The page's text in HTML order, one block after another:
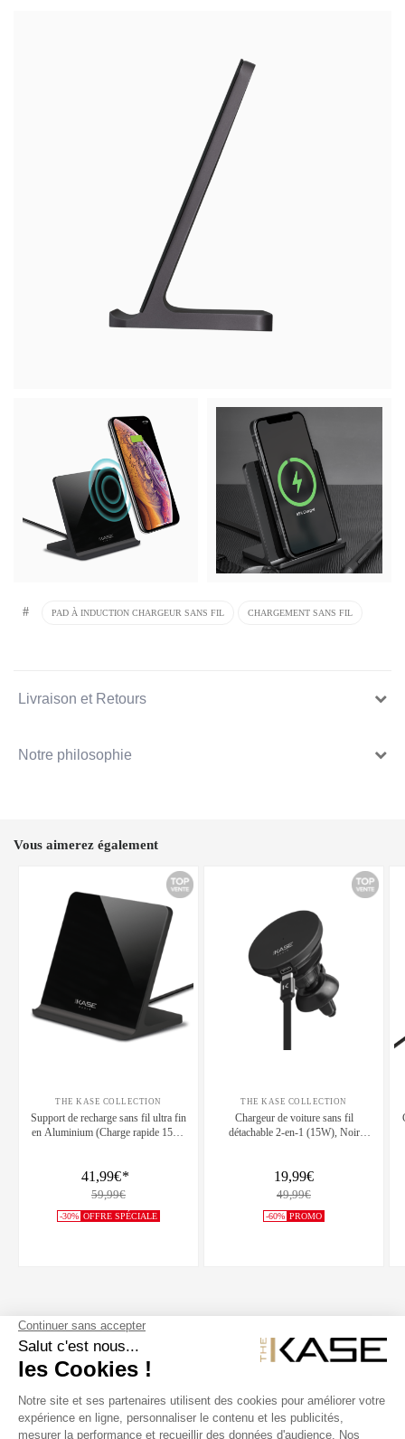
# PAD À INDUCTION CHARGEUR SANS FIL CHARGEMENT SANS FIL
Livraison et Retours
Notre philosophie
Vous aimerez également
THE KASE COLLECTION
Support de recharge sans fil ultra fin
en Aluminium (Charge rapide 15W)
41,99€*
59,99€
-30% OFFRE SPÉCIALE
THE KASE COLLECTION
Chargeur de voiture sans fil
détachable 2-en-1 (15W), Noir
19,99€
49,99€
-60% PROMO